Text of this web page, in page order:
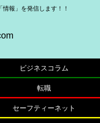
報」を発信します！！
ビジネスコラム
転職
セーフティーネット